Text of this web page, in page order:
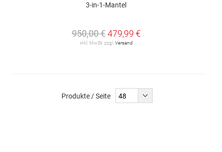
3-in-1-Mantel
950,00 € 479,99 €
inkl. MwSt. zzgl. Versand
Produkte / Seite